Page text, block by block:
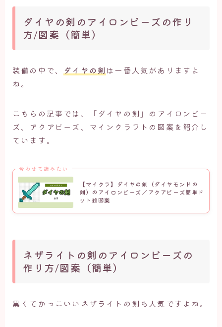
ダイヤの剣のアイロンビーズの作り
方/図案（簡単）
装備の中で、 ダイヤの剣 は一番人気がありますよ
ね。
こちらの記事では、「ダイヤの剣」のアイロンビー
ズ、アクアビーズ、マインクラフトの図案を紹介し
ています。
合わせて読みたい
【マイクラ】ダイヤの剣（ダイヤモンドの
剣）のアイロンビーズ／アクアビーズ簡単ド
ット絵図案
ネザライトの剣のアイロンビーズの
作り方/図案（簡単）
黒くてかっこいいネザライトの剣も人気ですよね。